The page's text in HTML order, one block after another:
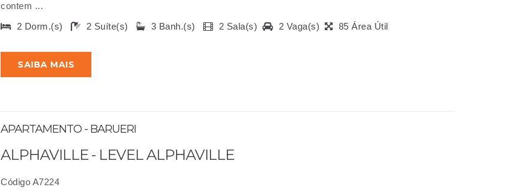
contem ...
2 Dorm.(s)
2 Suíte(s) 3 Banh.(s) 2 Sala(s) 2 Vaga(s) 85 Área Útil
SAIBA MAIS
APARTAMENTO - BARUERI
ALPHAVILLE - LEVEL ALPHAVILLE
Código A7224